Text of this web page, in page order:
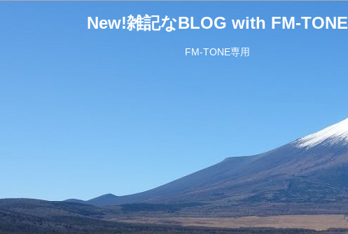
New!雑記なBLOG with FM-TONE
FM-TONE専用